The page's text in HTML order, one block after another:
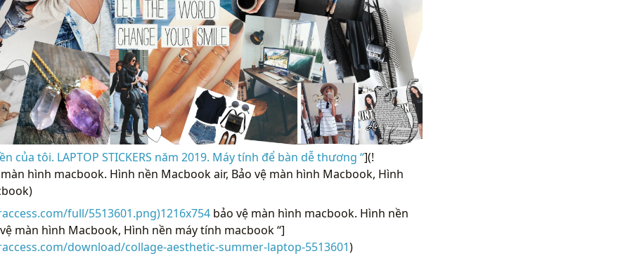
của tôi. LAPTOP STICKERS năm 2019. Máy tính để bàn dễ thương “](!
hình macbook. Hình nền Macbook air, Bảo vệ màn hình Macbook, Hình
full/5513601.png)1216x754bảo vệ màn hình macbook. Hình nền
màn hình Macbook, Hình nền máy tính macbook “]
download/collage-aesthetic-summer-laptop-5513601)